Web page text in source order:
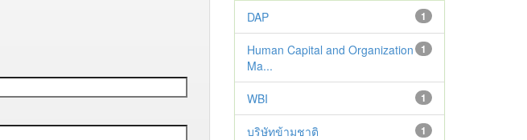
1
DAP
1
Human Capital and Organization
Ma...
1
WBI
1
บริษัทข้ามชาติ